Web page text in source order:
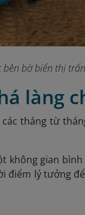
bờ biển thị
làng
tháng từ
không gian
điểm lý tưởng